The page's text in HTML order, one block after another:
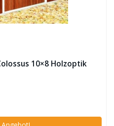
10×8 Holzoptik